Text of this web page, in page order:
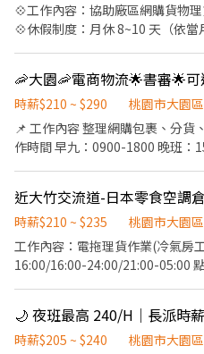
💠工作內容：協助廠區網購貨物
💠休假制度：月休 8~10 天（依
南青路1255號 (近南崁好市多、義
https://maps.app.goo.gl/
09:00 ~ 18:00 ✔️時薪220/H -- 📍伙食自理無供餐，可外出用餐 📍以
上8H班別皆含休息60分鐘，不計
薪。 ⚠️ 若遇休假日或週五、週六
工作日晚間 10點發放。 --- ☎️艾瑪專員 0979791333 ☎️請加 公司官
https://lin.ee/A16xNAj
時薪$210 ~ $290
桃園市大園區
📌 工作內容 整理網購包裹、分貨
作時間 早九：0900-1800 晚班：
up 大夜：$245~$290 up 休假制
審職缺，快速報到 ⭐️當月時數達
月 ⭐️適合情侶、家人一起上下班 🔽🔽如何應徵?🔽🔽🔽 👉快速連
結：【https://lin.ee/L61OXnF】
職缺文 👉私訊留下 【姓名、電
時薪$210 ~ $235
桃園市大園區
工作內容：電拖理貨作業(冷氣房
16:00/16:00-24:00/21:00-05:00
先生 電話：0975-910-113
時薪$205 ~ $240
桃園市大園區